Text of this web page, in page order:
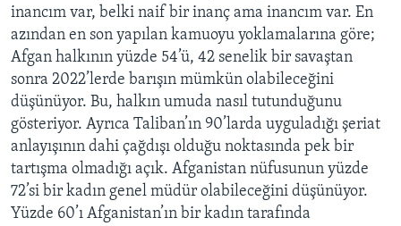
inancım var, belki naif bir inanç ama inancım var. En
azından en son yapılan kamuoyu yoklamalarına göre;
Afgan halkının yüzde 54’ü, 42 senelik bir savaştan
sonra 2022’lerde barışın mümkün olabileceğini
düşünüyor. Bu, halkın umuda nasıl tutunduğunu
gösteriyor. Ayrıca Taliban’ın 90’larda uyguladığı şeriat
anlayışının dahi çağdışı olduğu noktasında pek bir
tartışma olmadığı açık. Afganistan nüfusunun yüzde
72’si bir kadın genel müdür olabileceğini düşünüyor.
Yüzde 60’ı Afganistan’ın bir kadın tarafında